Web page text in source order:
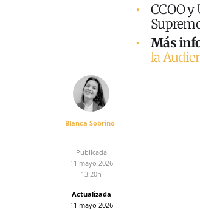
CCOO
Más
la
Blanca Sobrino
Publicada
11 mayo 2026
13:20h
Actualizada
11 mayo 2026